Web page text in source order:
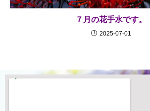
７月の花手水です。
2025-07-01